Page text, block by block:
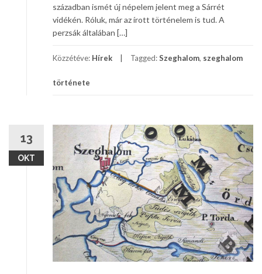
században ismét új népelem jelent meg a Sárrét
vidékén. Róluk, már az írott történelem is tud. A
perzsák általában […]
Közzétéve: Hírek Tagged:Szeghalom, szeghalom
története
13
OKT